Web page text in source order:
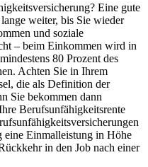
Eine gute
weiter, bis Sie wieder
und soziale
– beim Einkommen wird in
80 Prozent des
Achten Sie in Ihrem
die als Definition der
Sie bekommen dann
Berufsunfähigkeitsrente
eine Einmalleistung in Höhe
in den Job nach einer